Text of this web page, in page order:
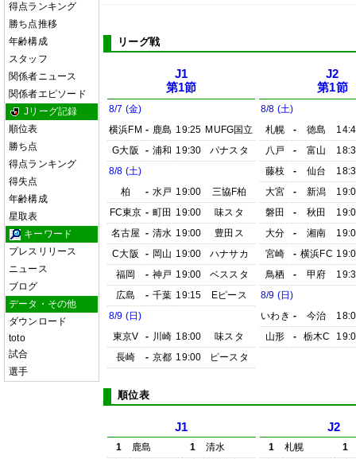
得点ランキング
勝ち点推移
年齢構成
スタッフ
関係者ニュース
関係者エピソード
Jリーグ記録
順位表
勝ち点
得点ランキング
得失点
年齢構成
星取表
キーワード
プレスリリース
ニュース
ブログ
データ・その他
ダウンロード
toto
試合
選手
リーグ戦
J1
第1節
8/7 (金)
横浜FM - 鹿島 19:25 MUFG国立
G大阪
- 浦和 19:30
パナスタ
8/8 (土)
柏
- 水戸 19:00
三協F柏
FC東京 - 町田 19:00
味スタ
名古屋 - 清水 19:00
豊田ス
C大阪
- 岡山 19:00
ハナサカ
福岡
- 神戸 19:00
ベススタ
広島
- 千葉 19:15
Eピース
8/9 (日)
東京V
- 川崎 18:00
味スタ
長崎
- 京都 19:00 ピースタ
J2
第1節
8/8 (土)
札幌
- 徳島
八戸
- 富山
藤枝
- 仙台
大宮
- 新潟
磐田
- 秋田
大分
- 湘南
宮崎
- 横浜FC
鳥栖
- 甲府
8/9 (日)
いわき - 今治
山形
- 栃木C
順位表
J1
1 鹿島 1
清水
J2
1 札幌
1